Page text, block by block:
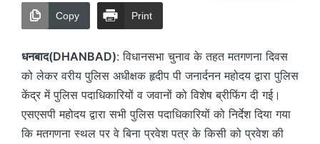
Copy Print
धनबाद(DHANBAD): विधानसभा चुनाव के तहत मतगणना दिवस
को लेकर वरीय पुलिस अधीक्षक हृदीप पी जनार्दनन महोदय द्वारा पुलिस
केंद्र में पुलिस पदाधिकारियों व जवानों को विशेष ब्रीफिंग दी गई।
एसएसपी महोदय द्वारा सभी पुलिस पदाधिकारियों को निर्देश दिया गया
कि मतगणना स्थल पर वे बिना प्रवेश पत्र के किसी को प्रवेश की